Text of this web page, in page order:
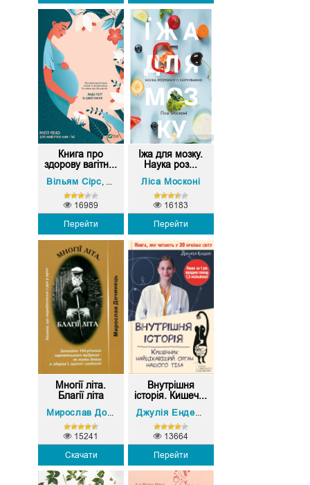
Книга про
здорову вагітн...
Вільям Сірс, Марта Сірс
Перейти
16989
Їжа для мозку.
Наука роз...
Ліса Москоні
Перейти
16183
Многії літа.
Благії літа
Мирослав Дочинець
Скачати
15241
Внутрішня
історія. Кишеч...
Джулія Ендерс
Перейти
13664